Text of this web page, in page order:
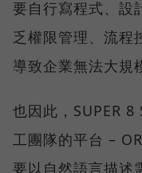
要自行寫程式、設
乏權限管理、流程
導致企業無法大規
也因此，SUPER
工團隊的平台 –
要以自然語言描述